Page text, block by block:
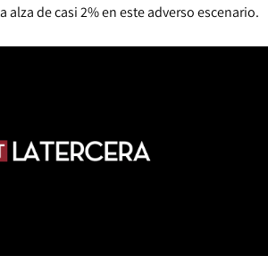
alza de casi 2% en este adverso escenario.